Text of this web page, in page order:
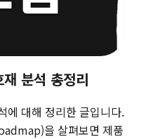
분석 총정리
에 대해 정리한 글입니다.
을 살펴보면 제품